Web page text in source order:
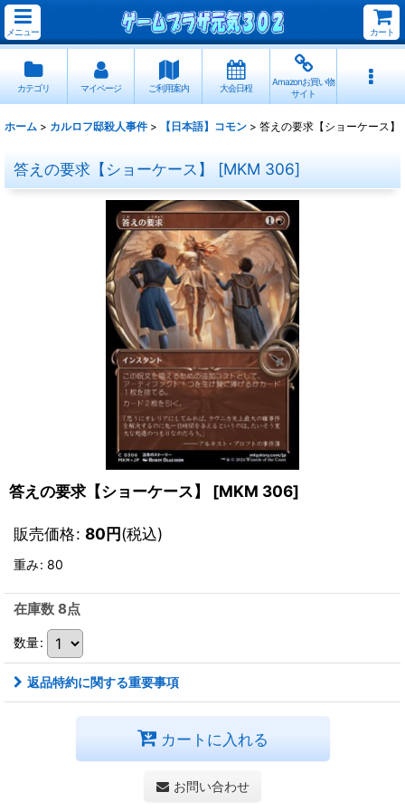
メニュー カート
カテゴリ マイページ ご利用案内 大会日程
Amazonお買い物
サイト
ホーム > カルロフ邸殺人事件 > 【日本語】コモン > 答えの要求【ショーケース】
答えの要求【ショーケース】 [MKM 306]
答えの要求【ショーケース】 [MKM 306]
販売価格: 80円(税込)
重み: 80
在庫数 8点
数量:
返品特約に関する重要事項
カートに入れる
お問い合わせ